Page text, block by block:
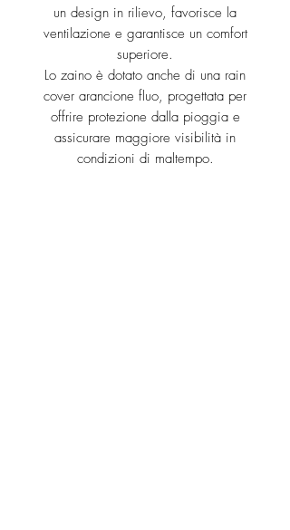
un design in rilievo, favorisce la
ventilazione e garantisce un comfort
superiore.
Lo zaino è dotato anche di una rain
cover arancione fluo, progettata per
offrire protezione dalla pioggia e
assicurare maggiore visibilità in
condizioni di maltempo.